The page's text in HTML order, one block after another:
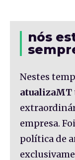
nós
Nestes
atualizaMT
empresa.
política de